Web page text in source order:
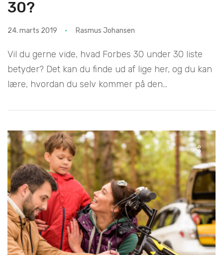
30?
24. marts 2019 Rasmus Johansen
Vil du gerne vide, hvad Forbes 30 under 30 liste
betyder? Det kan du finde ud af lige her, og du kan
lære, hvordan du selv kommer på den...